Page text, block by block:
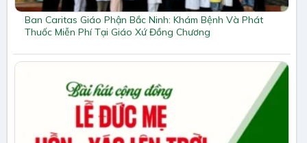
Ban Caritas Giáo Phận Bắc Ninh: Khám Bệnh Và Phát
Thuốc Miễn Phí Tại Giáo Xứ Đồng Chương